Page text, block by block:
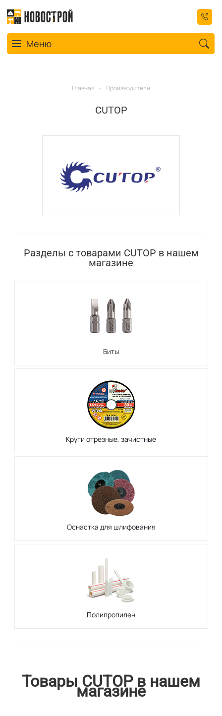
Toggle navigation
Меню
Главная - Производители
CUTOP
Разделы с товарами CUTOP в нашем
магазине
Биты
Круги отрезные, зачистные
Оснастка для шлифования
Полипропилен
Товары CUTOP в нашем
магазине